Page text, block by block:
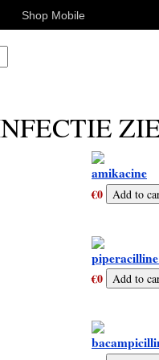
Shop Mobile
amikacine
€0
€0